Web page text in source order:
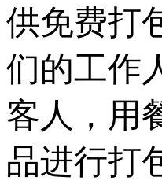
供免费打
们的工作
客人，用
品进行